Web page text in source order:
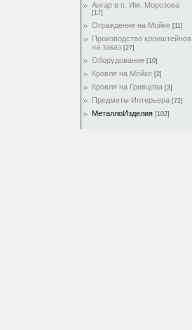
Ангар в п. Им. Морозова
[17]
Ограждение на Мойке [11]
Производство кронштейнов
на заказ [27]
Оборудование [10]
Кровля на Мойке [2]
Кровля на Гривцова [3]
Предметы Интерьера [72]
МеталлоИзделия [102]